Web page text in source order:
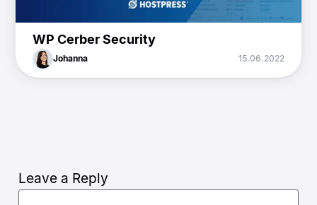
WP Cerber Security
Johanna 15.06.2022
Leave a Reply